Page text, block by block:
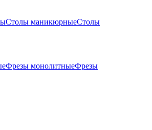
Столы маникюрныеСтолы
Фрезы монолитныеФрезы